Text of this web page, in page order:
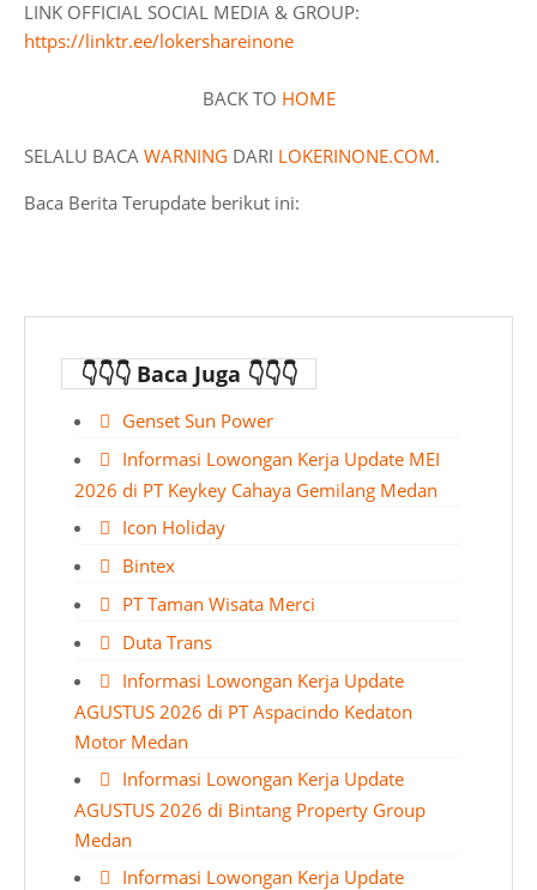
LINK OFFICIAL SOCIAL MEDIA & GROUP:
https://linktr.ee/lokershareinone
BACK TO HOME
SELALU BACA WARNING DARI LOKERINONE.COM.
Baca Berita Terupdate berikut ini:
👇👇👇 Baca Juga 👇👇👇
Genset Sun Power
Informasi Lowongan Kerja Update MEI
2026 di PT Keykey Cahaya Gemilang Medan
Icon Holiday
Bintex
PT Taman Wisata Merci
Duta Trans
Informasi Lowongan Kerja Update
AGUSTUS 2026 di PT Aspacindo Kedaton
Motor Medan
Informasi Lowongan Kerja Update
AGUSTUS 2026 di Bintang Property Group
Medan
Informasi Lowongan Kerja Update